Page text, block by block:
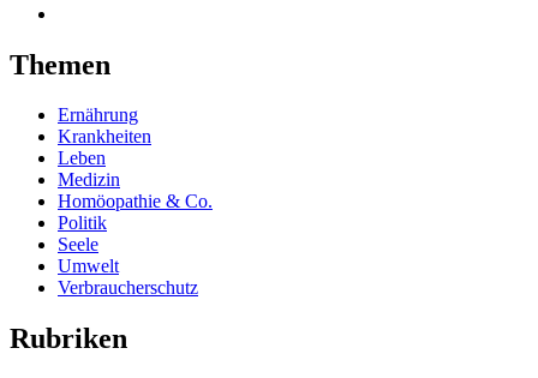
Themen
Ernährung
Krankheiten
Leben
Medizin
Homöopathie & Co.
Politik
Seele
Umwelt
Verbraucherschutz
Rubriken